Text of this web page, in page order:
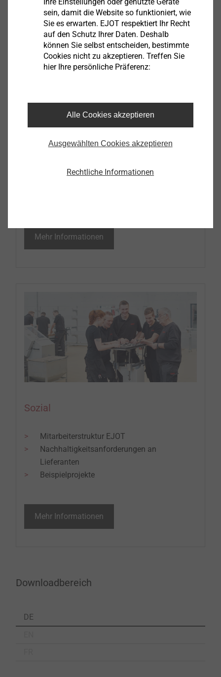
Ökonomisch
Produkt Compliance
Mehr Informationen
Sozial
Mitarbeiterstruktur EJOT
Nachhaltigkeitsanforderungen an
Lieferanten
Beispielprojekte
Mehr Informationen
Downloadbereich
DE
sein, damit die Website so funktioniert, wie
Sie es erwarten. EJOT respektiert Ihr Recht
auf den Schutz Ihrer Daten. Deshalb
können Sie selbst entscheiden, bestimmte
Cookies nicht zu akzeptieren. Treffen Sie
hier Ihre persönliche Präferenz:
Alle Cookies akzeptieren
Ausgewählten Cookies akzeptieren
Rechtliche Informationen